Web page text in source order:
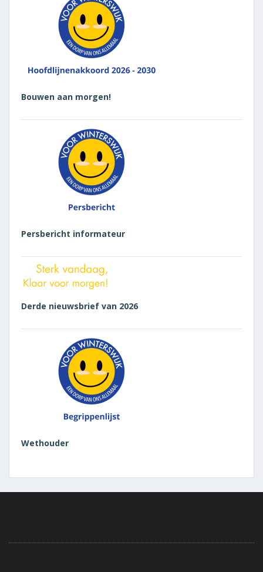
Bouwen aan morgen!
Persbericht informateur
Derde nieuwsbrief van 2026
Wethouder